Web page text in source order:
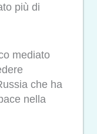
più di
mediato
che ha
nella